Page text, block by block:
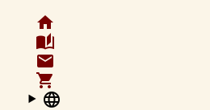
home
auto_stories
email
shopping_cart
language